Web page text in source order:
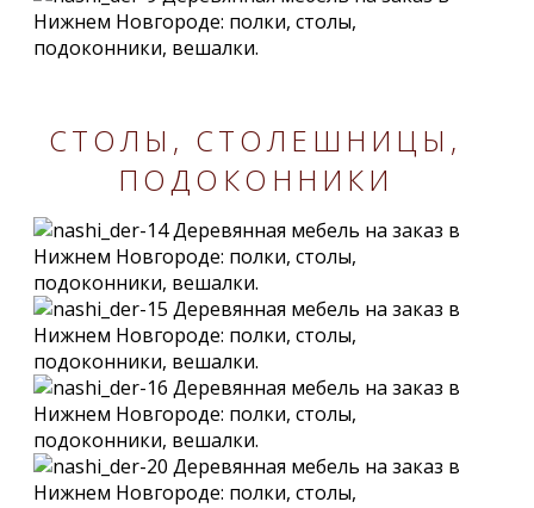
СТОЛЫ, СТОЛЕШНИЦЫ,
ПОДОКОННИКИ